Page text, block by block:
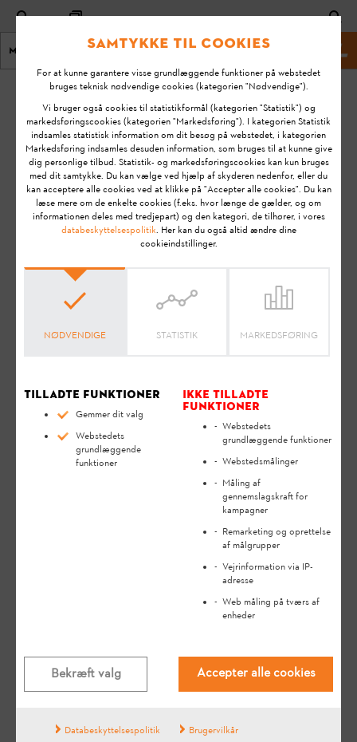
Menu STIHL Hjemmeside
Hjem KA-01007
Hvad sker der, når
iMOW®
robotplæneklipperens
batteri er tomt?
STIHL RMI 422 (VIKING MI 422)
STIHL RMI 422 P (VIKING MI 422 P)
STIHL RMI 422 PC (VIKING MI 422 PC)
STIHL RMI 522 C
STIHL RMI 632 C (VIKING MI 632 C)
Ændret
den:
22-03-
2021
FAQ
Bemærk: Før du gør dit STIHL produkt klar til brug, tager det i
drift, rengør, transporterer, opbevarer, vedligeholder eller
reparerer det, afhjælper fejl eller bortskaffer det, bedes du
venligst læsebetjeningsvejledningen omhyggeligt igennem.
Betjeningsvejledningen indeholder sikkerhedsanvisninger og
hjælper dig med at bruge dit STIHL produkt sikkert og
robotplæneklipperen er tomt?®
Samtykke til cookies
For at kunne garantere visse grundlæggende funktioner på webstedet
bruges teknisk nødvendige cookies (kategorien "Nødvendige").
Vi bruger også cookies til statistikformål (kategorien "Statistik") og
markedsføringscookies (kategorien "Markedsføring"). I kategorien Statistik
indsamles statistisk information om dit besøg på webstedet, i kategorien
Markedsføring indsamles desuden information, som bruges til at kunne give
dig personlige tilbud. Statistik- og markedsføringscookies kan kun bruges
med dit samtykke. Du kan vælge ved hjælp af skyderen nedenfor, eller du
kan acceptere alle cookies ved at klikke på "Accepter alle cookies". Du kan
læse mere om de enkelte cookies (f.eks. hvor længe de gælder, og om
informationen deles med tredjepart) og den kategori, de tilhører, i vores
databeskyttelsespolitik. Her kan du også altid ændre dine
cookieindstillinger.
NØDVENDIGE STATISTIK MARKEDSFØRING
Tilladte funktioner
Gemmer dit valg
Webstedets
grundlæggende
funktioner
Ikke tilladte
funktioner
Webstedets
grundlæggende funktioner
Webstedsmålinger
Måling af
gennemslagskraft for
kampagner
Remarketing og oprettelse
af målgrupper
Vejrinformation via IP-
adresse
Web måling på tværs af
enheder
Bekræft valg Accepter alle cookies
Databeskyttelsespolitik Brugervilkår